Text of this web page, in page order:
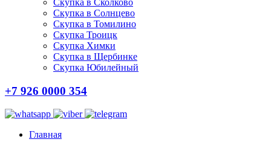
Скупка в Сколково
Скупка в Солнцево
Скупка в Томилино
Скупка Троицк
Скупка Химки
Скупка в Щербинке
Скупка Юбилейный
+7 926 0000 354
Главная